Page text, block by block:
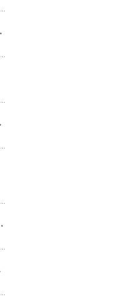
…
…
…
en LEGO!
…
…
éditions LAROUSSE
…
…